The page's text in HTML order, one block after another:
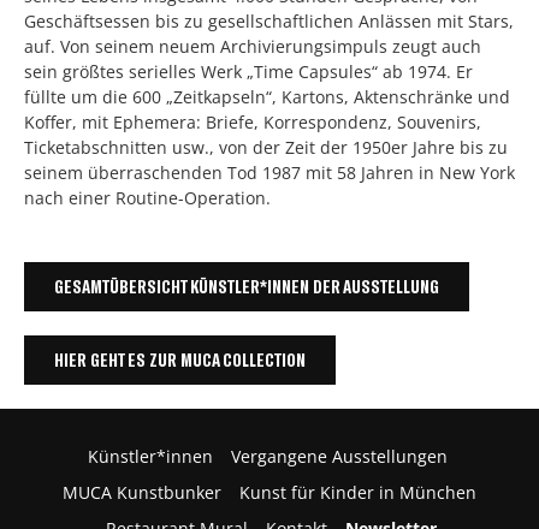
Geschäftsessen bis zu gesellschaftlichen Anlässen mit Stars,
auf. Von seinem neuem Archivierungsimpuls zeugt auch
sein größtes serielles Werk „Time Capsules“ ab 1974. Er
füllte um die 600 „Zeitkapseln“, Kartons, Aktenschränke und
Koffer, mit Ephemera: Briefe, Korrespondenz, Souvenirs,
Ticketabschnitten usw., von der Zeit der 1950er Jahre bis zu
seinem überraschenden Tod 1987 mit 58 Jahren in New York
nach einer Routine-Operation.
GESAMTÜBERSICHT KÜNSTLER*INNEN DER AUSSTELLUNG
HIER GEHT ES ZUR MUCA COLLECTION
Künstler*innen
Vergangene Ausstellungen
MUCA Kunstbunker
Kunst für Kinder in München